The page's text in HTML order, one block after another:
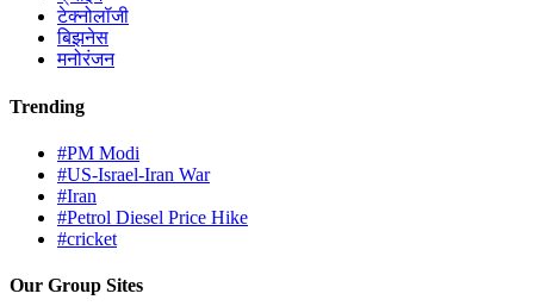
टेक्नोलॉजी
बिझनेस
मनोरंजन
Trending
#PM Modi
#US-Israel-Iran War
#Iran
#Petrol Diesel Price Hike
#cricket
Our Group Sites